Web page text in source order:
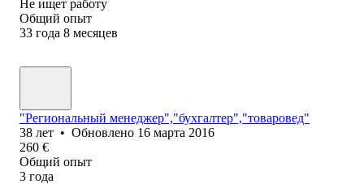
Не ищет работу
Общий опыт
33 года 8 месяцев
"Региональный менеджер","бухгалтер","товаровед"
38 лет • Обновлено 16 марта 2016
260 €
Общий опыт
3 года